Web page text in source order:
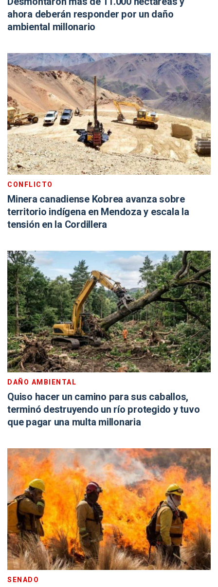
ahora deberán responder por un daño
ambiental millonario
CONFLICTO
Minera canadiense Kobrea avanza sobre
territorio indígena en Mendoza y escala la
tensión en la Cordillera
DAÑO AMBIENTAL
Quiso hacer un camino para sus caballos,
terminó destruyendo un río protegido y tuvo
que pagar una multa millonaria
SENADO